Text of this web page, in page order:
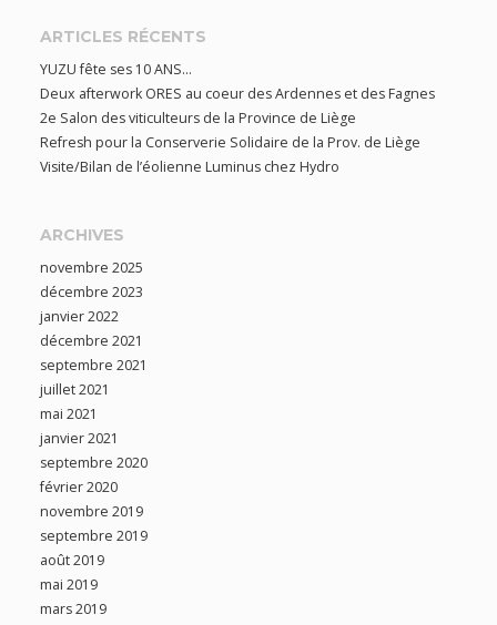
ARTICLES RÉCENTS
YUZU fête ses 10 ANS…
Deux afterwork ORES au coeur des Ardennes et des Fagnes
2e Salon des viticulteurs de la Province de Liège
Refresh pour la Conserverie Solidaire de la Prov. de Liège
Visite/Bilan de l’éolienne Luminus chez Hydro
ARCHIVES
novembre 2025
décembre 2023
janvier 2022
décembre 2021
septembre 2021
juillet 2021
mai 2021
janvier 2021
septembre 2020
février 2020
novembre 2019
septembre 2019
août 2019
mai 2019
mars 2019